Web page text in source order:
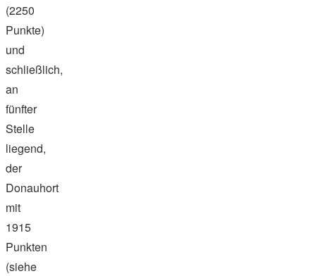
(2250
Punkte)
und
schließlich,
an
fünfter
Stelle
liegend,
der
Donauhort
mit
1915
Punkten
(siehe